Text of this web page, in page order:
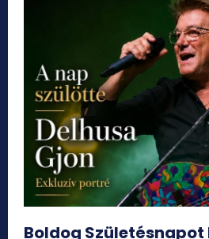
Boldog Születésnapot